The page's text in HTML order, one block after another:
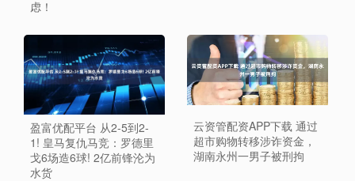
虑！
盈富优配平台 从2-5到2-
1! 皇马复仇马竞：罗德里
戈6场造6球! 2亿前锋沦为
水货
云资管配资APP下载 通过
超市购物转移涉诈资金，
湖南永州一男子被刑拘